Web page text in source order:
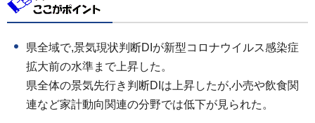
県全域で,景気現状判断DIが新型コロナウイルス感染症
拡大前の水準まで上昇した。
県全体の景気先行き判断DIは上昇したが,小売や飲食関
連など家計動向関連の分野では低下が見られた。